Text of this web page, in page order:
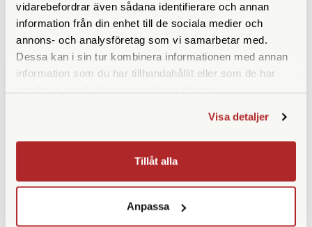
vidarebefordrar även sådana identifierare och annan
information från din enhet till de sociala medier och
annons- och analysföretag som vi samarbetar med.
Dessa kan i sin tur kombinera informationen med annan
information som du har tillhandahållit eller som de har
Visa detaljer
Tillåt alla
Anpassa
1.790 SEK
LÄS MER
949 SEK
LÄS MER